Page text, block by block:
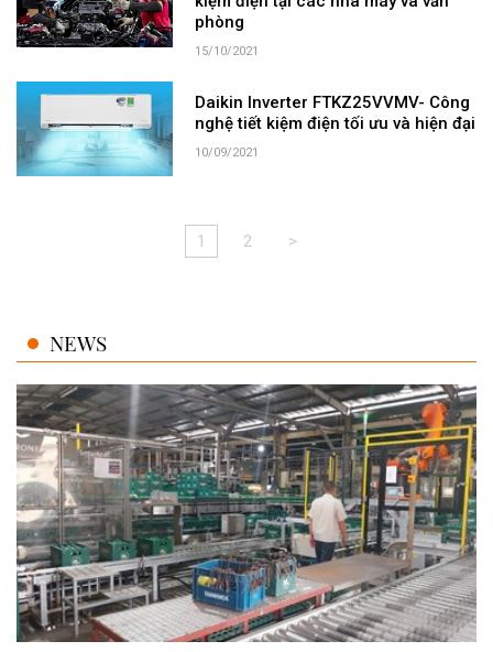
phòng
15/10/2021
Daikin Inverter FTKZ25VVMV- Công
nghệ tiết kiệm điện tối ưu và hiện đại
10/09/2021
1 2 >
NEWS